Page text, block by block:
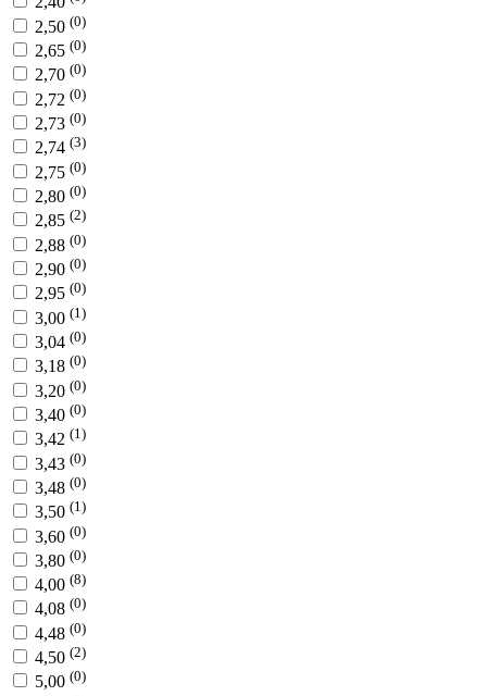
2,50 (0)
2,65 (0)
2,70 (0)
2,72 (0)
2,73 (0)
2,74 (3)
2,75 (0)
2,80 (0)
2,85 (2)
2,88 (0)
2,90 (0)
2,95 (0)
3,00 (1)
3,04 (0)
3,18 (0)
3,20 (0)
3,40 (0)
3,42 (1)
3,43 (0)
3,48 (0)
3,50 (1)
3,60 (0)
3,80 (0)
4,00 (8)
4,08 (0)
4,48 (0)
4,50 (2)
5,00 (0)